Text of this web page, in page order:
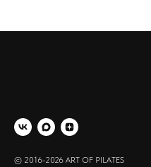
© 2016-2026 ART OF PILATES